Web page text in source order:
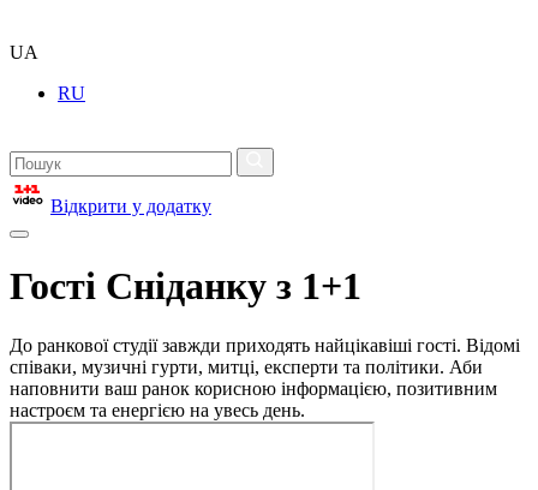
UA
RU
Відкрити у додатку
Гості Сніданку з 1+1
До ранкової студії завжди приходять найцікавіші гості. Відомі
співаки, музичні гурти, митці, експерти та політики. Аби
наповнити ваш ранок корисною інформацією, позитивним
настроєм та енергією на увесь день.